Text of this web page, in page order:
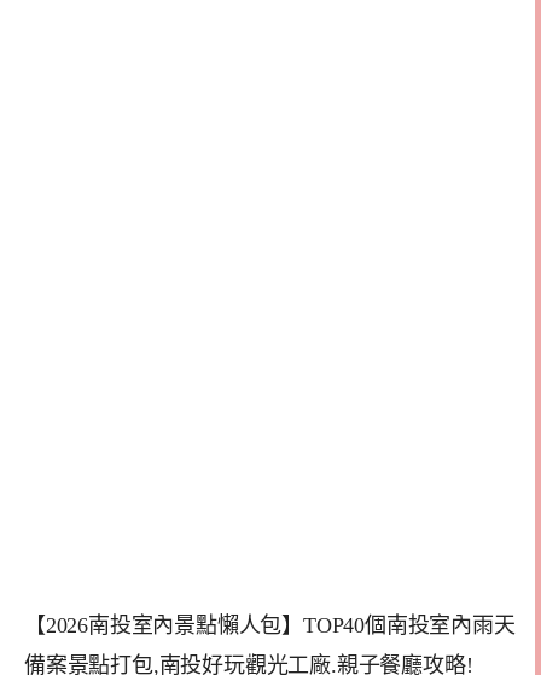
【2026南投室內景點懶人包】TOP40個南投室內雨天
備案景點打包,南投好玩觀光工廠.親子餐廳攻略!